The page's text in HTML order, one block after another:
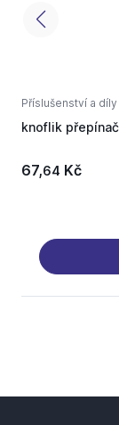
Příslušenství a díly
knoflik
67,64 Kč